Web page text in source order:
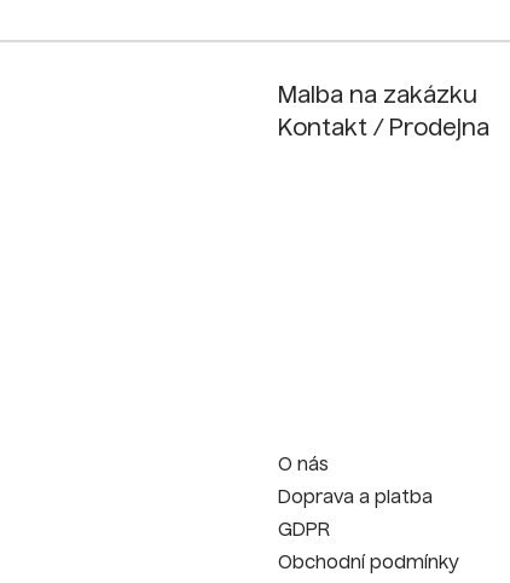
Malba na zakázku
Kontakt / Prodejna
O nás
Doprava a platba
GDPR
Obchodní podmínky